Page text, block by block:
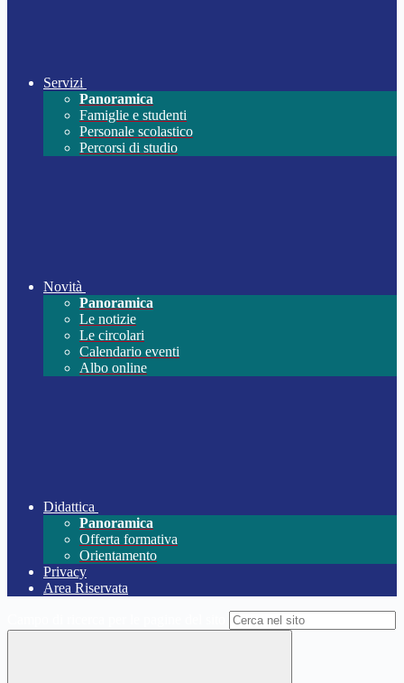
Servizi
Panoramica
Famiglie e studenti
Personale scolastico
Percorsi di studio
Novità
Panoramica
Le notizie
Le circolari
Calendario eventi
Albo online
Didattica
Panoramica
Offerta formativa
Orientamento
Privacy
Area Riservata